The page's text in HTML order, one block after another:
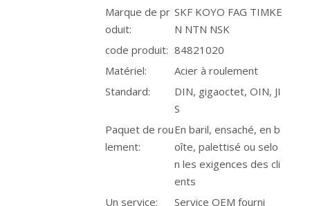
Marque de pr
oduit:
SKF KOYO FAG TIMKE
N NTN NSK
code produit: 84821020
Matériel:
Acier à roulement
Standard:
DIN, gigaoctet, OIN, JI
S
Paquet de rou
lement:
En baril, ensaché, en b
oîte, palettisé ou selo
n les exigences des cli
ents
Un service:
Service OEM fourni